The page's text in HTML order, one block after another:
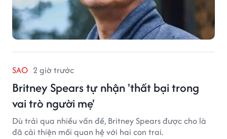
SAO 2 giờ trước
Britney Spears tự nhận 'thất bại trong
vai trò người mẹ'
Dù trải qua nhiều vấn đề, Britney Spears được cho là
đã cải thiện mối quan hệ với hai con trai.